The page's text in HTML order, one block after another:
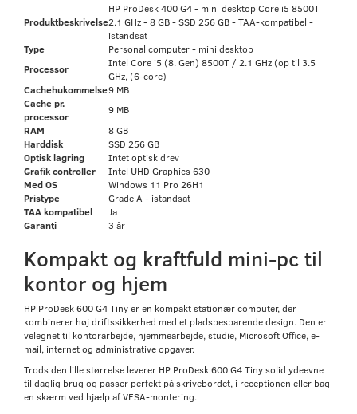
Produktbeskrivelse
HP ProDesk 400 G4 - mini desktop Core i5 8500T
2.1 GHz - 8 GB - SSD 256 GB - TAA-kompatibel -
istandsat
Type
Personal computer - mini desktop
Processor
Intel Core i5 (8. Gen) 8500T / 2.1 GHz (op til 3.5
GHz, (6-core)
Cachehukommelse9 MB
Cache pr.
processor
9 MB
RAM
8 GB
Harddisk
SSD 256 GB
Optisk lagring
Intet optisk drev
Grafik controller
Intel UHD Graphics 630
Med OS
Windows 11 Pro 26H1
Pristype
Grade A - istandsat
TAA kompatibel
Ja
Garanti
3 år
Kompakt og kraftfuld mini-pc til
kontor og hjem
HP ProDesk 600 G4 Tiny er en kompakt stationær computer, der
kombinerer høj driftssikkerhed med et pladsbesparende design. Den er
velegnet til kontorarbejde, hjemmearbejde, studie, Microsoft Office, e-
mail, internet og administrative opgaver.
Trods den lille størrelse leverer HP ProDesk 600 G4 Tiny solid ydeevne
til daglig brug og passer perfekt på skrivebordet, i receptionen eller bag
en skærm ved hjælp af VESA-montering.